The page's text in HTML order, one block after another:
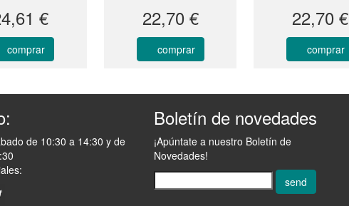
€
comprar
22,70 €
comprar
22,70 €
comprar
de 10:30 a 14:30 y de
Boletín de novedades
¡Apúntate a nuestro Boletín de
Novedades!
send